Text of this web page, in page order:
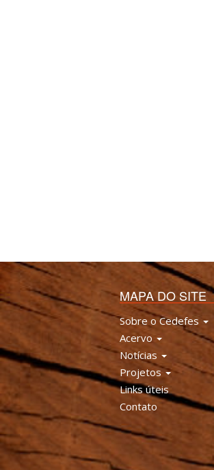
MAPA DO SITE
Sobre o Cedefes
Acervo
Notícias
Projetos
Links úteis
Contato